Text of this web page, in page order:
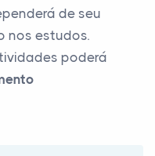
de seu
nos estudos.
poderá